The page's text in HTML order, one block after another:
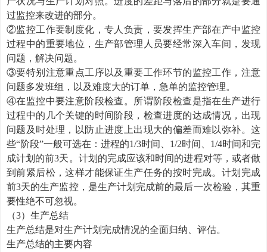
过监控来改进的部分。
②监控工作要制度化，专人负责，要发挥生产部在产中监控
过程中的重要地位，生产部管理人员要经常深入车间，发现
问题，解决问题。
③要特别注意重点工序以及重要工作环节的监控工作，注意
问题多发班组，以及难度大的订单，急单的监控管理。
④在监控中要注意阶段检查。所谓阶段检查是指在生产进行
过程中的几个关键的时间阶段，检查进度的达成情况，出现
问题及时处理，以防止进度上出现大的偏差而难以弥补。这
些“阶段”一般可选在：进程的1/3时间、1/2时间、1/4时间和完
成计划的前3天。计划的完成应该和时间的进程对等，或者做
到前紧后松，这样才能保证生产任务的按时完成。计划完成
前3天的生产监控，是生产计划完成前的最后一次检验，其重
要性绝不可忽视。
（3）生产总结
生产总结是对生产计划完成情况的全面归纳、评估。
生产总结的主要内容